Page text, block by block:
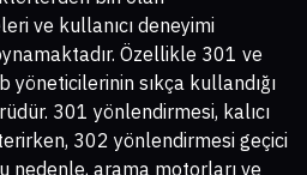
ve kullanıcı deneyimi
Özellikle 301 ve
sıkça kullandığı
301 yönlendirmesi, kalıcı
302 yönlendirmesi geçici
nedenle, arama motorları ve